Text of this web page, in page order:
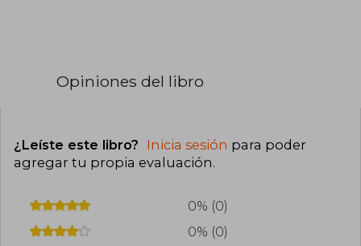
Opiniones del libro
¿Leíste este libro? Inicia sesión para poder
agregar tu propia evaluación.
0% (0)
0% (0)